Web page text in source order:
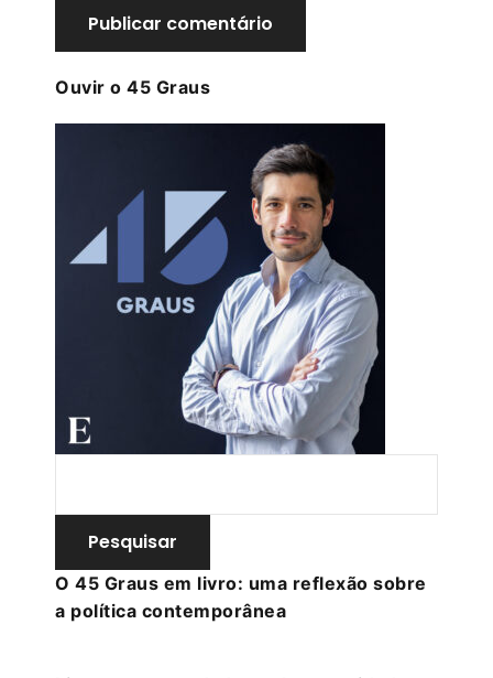
Ouvir o 45 Graus
O 45 Graus em livro: uma reflexão sobre
a política contemporânea